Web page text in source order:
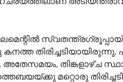
തിരിച്ചടിയായിരുന്നു.
തിങ്കളാഴ്ച
മറ്റൊരു